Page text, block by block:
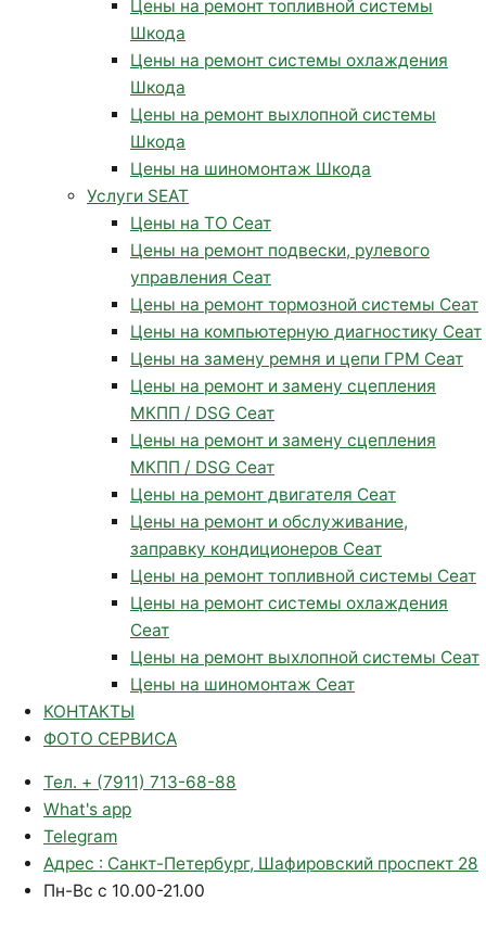
Цены на ремонт топливной системы
Шкода
Цены на ремонт системы охлаждения
Шкода
Цены на ремонт выхлопной системы
Шкода
Цены на шиномонтаж Шкода
Услуги SEAT
Цены на ТО Сеат
Цены на ремонт подвески, рулевого
управления Сеат
Цены на ремонт тормозной системы Сеат
Цены на компьютерную диагностику Сеат
Цены на замену ремня и цепи ГРМ Сеат
Цены на ремонт и замену сцепления
МКПП / DSG Сеат
Цены на ремонт и замену сцепления
МКПП / DSG Сеат
Цены на ремонт двигателя Сеат
Цены на ремонт и обслуживание,
заправку кондиционеров Сеат
Цены на ремонт топливной системы Сеат
Цены на ремонт системы охлаждения
Сеат
Цены на ремонт выхлопной системы Сеат
Цены на шиномонтаж Сеат
КОНТАКТЫ
ФОТО СЕРВИСА
Тел. + (7911) 713-68-88
What's app
Telegram
Адрес : Санкт-Петербург, Шафировский проспект 28
Пн-Вс с 10.00-21.00